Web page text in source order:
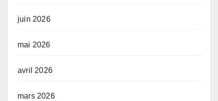
juin 2026
mai 2026
avril 2026
mars 2026